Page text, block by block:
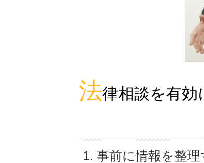
法律相談を有効
1. 事前に情報を整理